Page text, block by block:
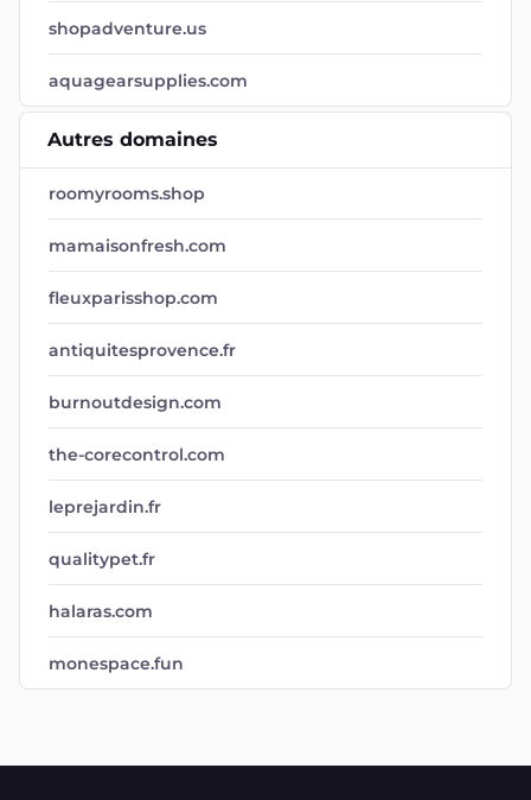
shopadventure.us
aquagearsupplies.com
Autres domaines
roomyrooms.shop
mamaisonfresh.com
fleuxparisshop.com
antiquitesprovence.fr
burnoutdesign.com
the-corecontrol.com
leprejardin.fr
qualitypet.fr
halaras.com
monespace.fun